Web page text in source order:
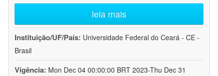
leia mais
Instituição/UF/País: Universidade Federal do Ceará - CE -
Brasil
Vigência: Mon Dec 04 00:00:00 BRT 2023-Thu Dec 31